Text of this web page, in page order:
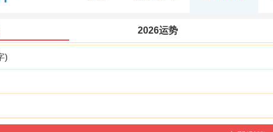
2026运势